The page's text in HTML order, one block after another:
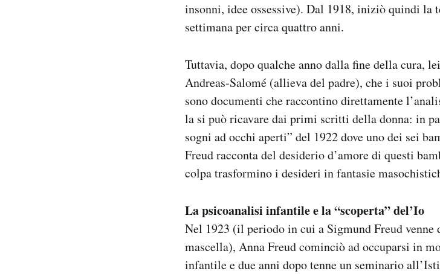
insonni, idee ossessive). Dal 1918, iniziò quindi la
settimana per circa quattro anni.
Tuttavia, dopo qualche anno dalla fine della cura,
Andreas-Salomé (allieva del padre), che i suoi
sono documenti che raccontino direttamente
la si può ricavare dai primi scritti della donna: in
sogni ad occhi aperti” del 1922 dove uno dei sei
Freud racconta del desiderio d’amore di questi
colpa trasformino i desideri in fantasie
La psicoanalisi infantile e la “scoperta” del’Io
Nel 1923 (il periodo in cui a Sigmund Freud venne
mascella), Anna Freud cominciò ad occuparsi in
infantile e due anni dopo tenne un seminario